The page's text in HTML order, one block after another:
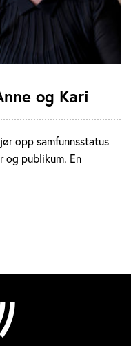
og Kari
opp samfunnsstatus
og publikum. En